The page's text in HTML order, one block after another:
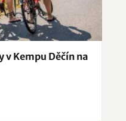
v Kempu Děčín na